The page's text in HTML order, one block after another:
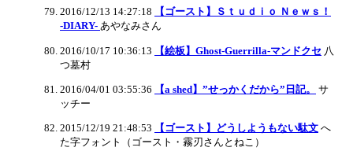
2016/12/13 14:27:18
【ゴースト】Ｓｔｕｄｉｏ Ｎｅｗｓ！
-DIARY- あやなみさん
2016/10/17 10:36:13 【絵板】Ghost-Guerrilla-マンドクセ 八
つ墓村
2016/04/01 03:55:36 【a shed】”せっかくだから”日記。
サ
ッチー
2015/12/19 21:48:53 【ゴースト】どうしようもない駄文 へ
た字フォント（ゴースト・霧刃さんとねこ）